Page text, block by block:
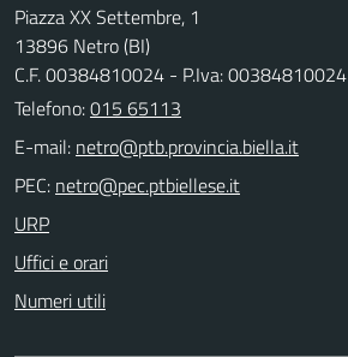
Piazza XX Settembre, 1
13896 Netro (BI)
C.F. 00384810024 - P.Iva: 00384810024
Telefono:015 65113
E-mail:
PEC:
URP
Uffici e orari
Numeri utili